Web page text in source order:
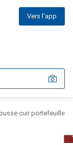
Vers l'app
cuir portefeuille